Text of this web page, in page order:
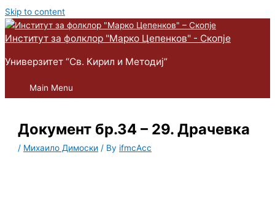
Skip to content
Институт за фолклор "Марко Цепенков" - Скопје
Универзитет “Св. Кирил и Методиј”
Main Menu
Документ бр.34 – 29. Драчевка
/ Михаило Димоски / By ifmcAcc